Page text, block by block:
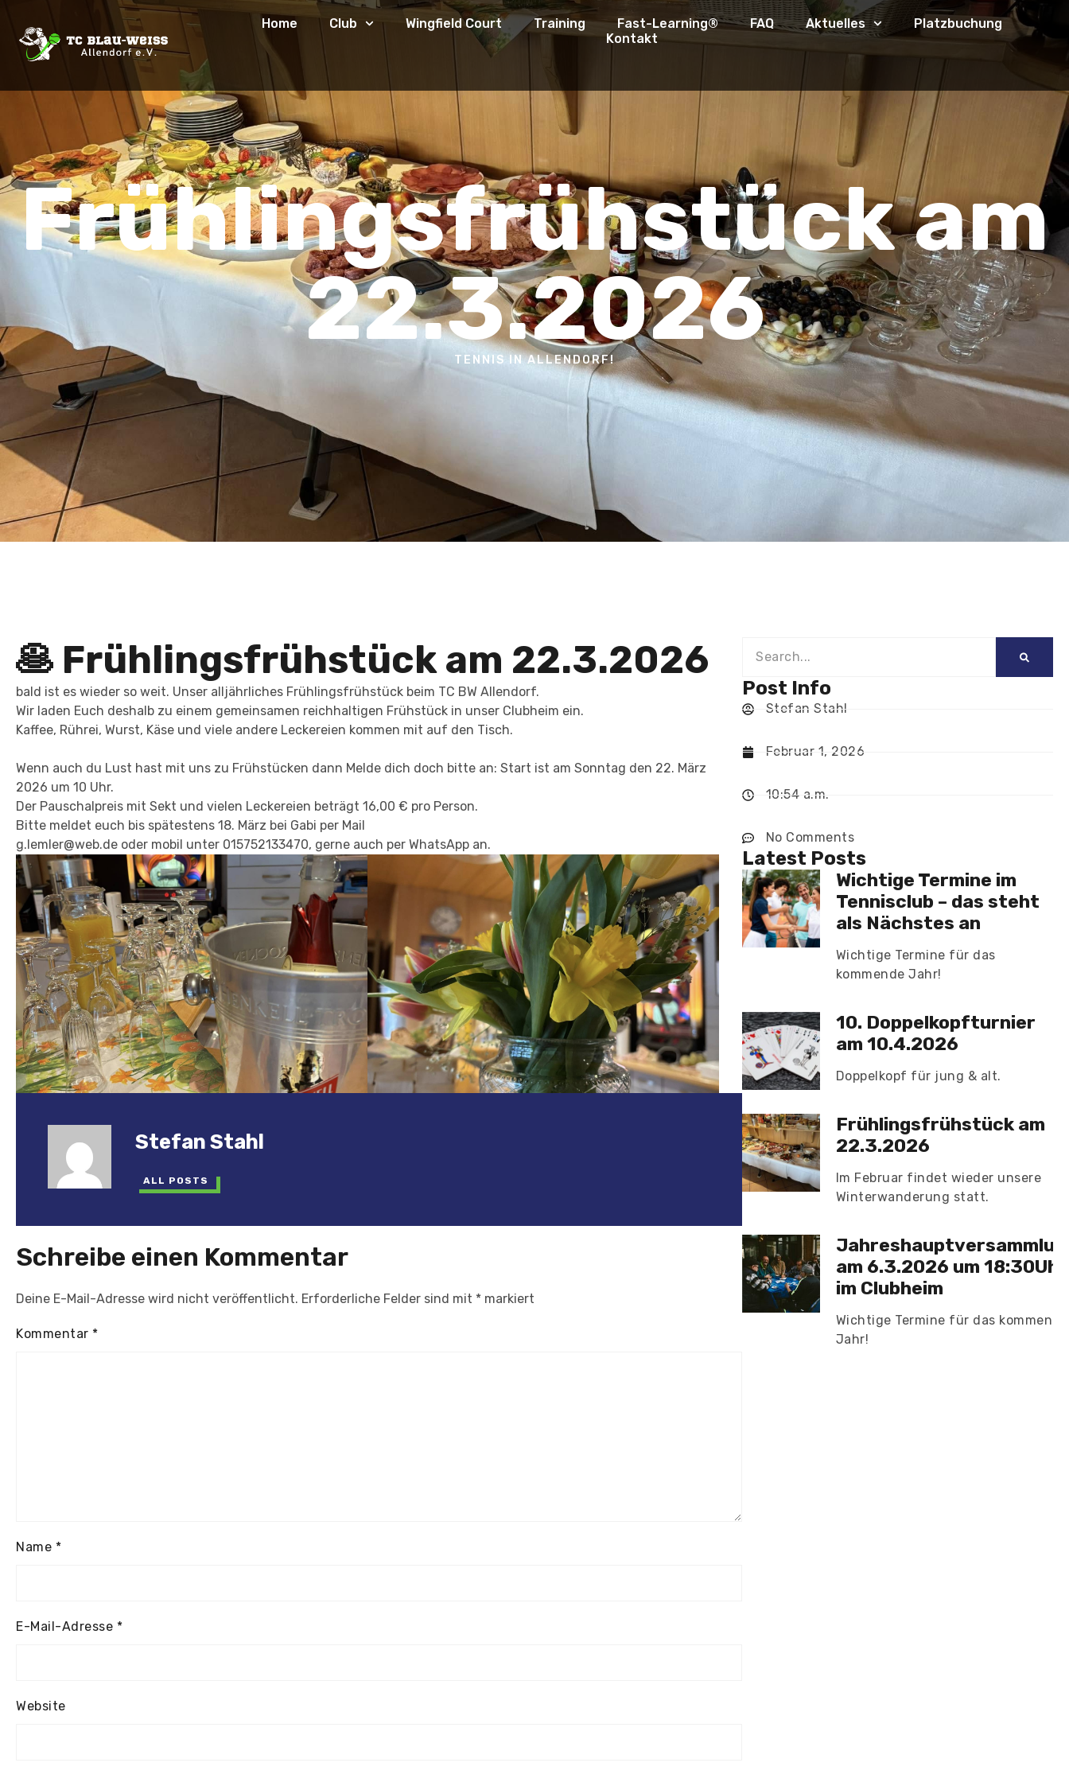
Home Club Wingfield Court Training Fast-Learning® FAQ Aktuelles
Platzbuchung
Kontakt
Frühlingsfrühstück am
22.3.2026
TENNIS IN ALLENDORF!
🥞 Frühlingsfrühstück am 22.3.2026
bald ist es wieder so weit. Unser alljährliches Frühlingsfrühstück beim TC BW Allendorf.
Wir laden Euch deshalb zu einem gemeinsamen reichhaltigen Frühstück in unser Clubheim ein.
Kaffee, Rührei, Wurst, Käse und viele andere Leckereien kommen mit auf den Tisch.
Wenn auch du Lust hast mit uns zu Frühstücken dann Melde dich doch bitte an: Start ist am Sonntag den 22. März
2026 um 10 Uhr.
Der Pauschalpreis mit Sekt und vielen Leckereien beträgt 16,00 € pro Person.
Bitte meldet euch bis spätestens 18. März bei Gabi per Mail
g.lemler@web.de oder mobil unter 015752133470, gerne auch per WhatsApp an.
Stefan Stahl
ALL POSTS
Schreibe einen Kommentar
Deine E-Mail-Adresse wird nicht veröffentlicht. Erforderliche Felder sind mit * markiert
Kommentar *
Name *
E-Mail-Adresse *
Website
Post Info
Stefan Stahl
Februar 1, 2026
10:54 a.m.
No Comments
Latest Posts
Wichtige Termine im
Tennisclub – das steht
als Nächstes an
Wichtige Termine für das
kommende Jahr!
10. Doppelkopfturnier
am 10.4.2026
Doppelkopf für jung & alt.
Frühlingsfrühstück am
22.3.2026
Im Februar findet wieder unsere
Winterwanderung statt.
am 6.3.2026 um 18:30Uhr
im Clubheim
Wichtige Termine für das kommende
Jahr!